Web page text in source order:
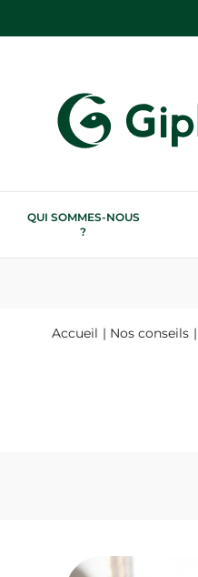
QUI SOMMES-NOUS
?
Accueil Nos conseils